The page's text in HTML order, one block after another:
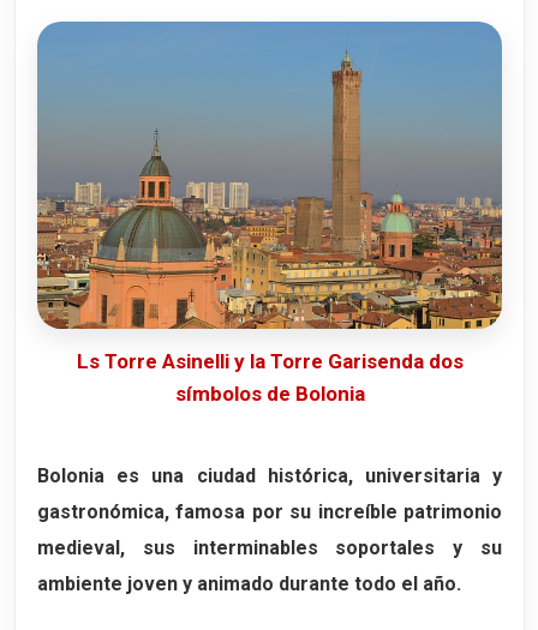
Las mejores vistas de Bolonia
El impresionante Teatro Anatómico
Horarios y entradas
9. Vía dell’Indipendenza
La gran avenida de Bolonia
La Catedral de San Pedro
10. Los pórticos de Bolonia
Una ciudad medieval única
El famoso Pórtico de San Luca
Ls Torre Asinelli y la Torre Garisenda dos
símbolos de Bolonia
Bolonia es una ciudad histórica, universitaria y
gastronómica, famosa por su increíble patrimonio
medieval, sus interminables soportales y su
ambiente joven y animado durante todo el año.